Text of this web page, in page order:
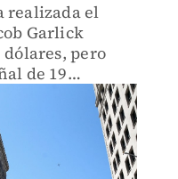
realizada el
Garlick
pero
de 19
la compra.